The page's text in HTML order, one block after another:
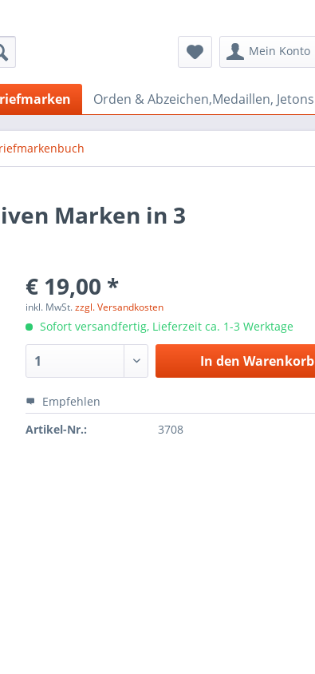
Mein Konto
Orden & Abzeichen,Medaillen, Jetons
Marken in 3
€ 19,00 *
inkl. MwSt.zzgl. Versandkosten
Sofort versandfertig, Lieferzeit ca. 1-3 Werktage
In den Warenkorb
Empfehlen
Artikel-Nr.:
3708